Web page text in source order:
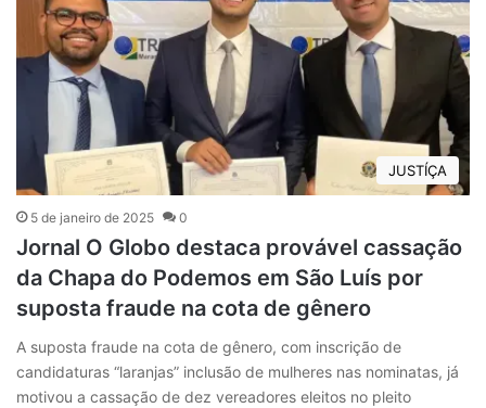
JUSTÍÇA
5 de janeiro de 2025 0
Jornal O Globo destaca provável cassação
da Chapa do Podemos em São Luís por
suposta fraude na cota de gênero
A suposta fraude na cota de gênero, com inscrição de
candidaturas “laranjas” inclusão de mulheres nas nominatas, já
motivou a cassação de dez vereadores eleitos no pleito